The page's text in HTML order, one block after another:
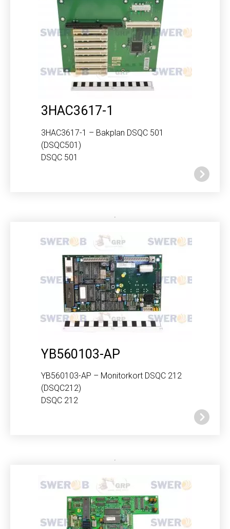
3HAC3617-1
3HAC3617-1 – Bakplan DSQC 501
(DSQC501)
DSQC 501
YB560103-AP
YB560103-AP – Monitorkort DSQC 212
(DSQC212)
DSQC 212